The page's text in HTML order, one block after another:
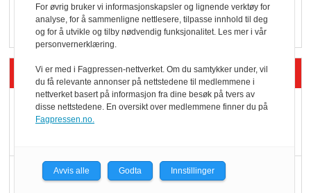
i dagligvare
Siste artikler - Butikk i praksis
Rema-flaggskip
Slik opprettholdes
For øvrig bruker vi informasjonskapsler og lignende verktøy for
analyse, for å sammenligne nettlesere, tilpasse innhold til deg
og for å utvikle og tilby nødvendig funksjonalitet. Les mer i vår
personvernerklæring.
Vi er med i Fagpressen-nettverket. Om du samtykker under, vil
du få relevante annonser på nettstedene til medlemmene i
nettverket basert på informasjon fra dine besøk på tvers av
disse nettstedene. En oversikt over medlemmene finner du på
Fagpressen.no.
Avvis alle Godta Innstillinger